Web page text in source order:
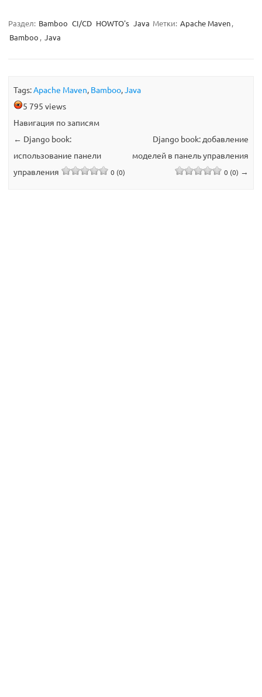
Раздел: Bamboo CI/CD HOWTO's Java Метки: Apache Maven,
Bamboo , Java
Tags:Apache Maven, Bamboo,Java
5 795 views
Навигация по записям
← Django book:
использование панели
управления
0 (0)
Django book: добавление
моделей в панель управления
0 (0) →